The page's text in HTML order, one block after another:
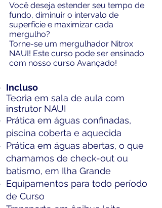
Você deseja estender seu tempo de
fundo, diminuir o intervalo de
superfície e maximizar cada
mergulho?
Torne-se um mergulhador Nitrox
NAUI! Este curso pode ser ensinado
com nosso curso Avançado!
Incluso
Teoria em sala de aula com
instrutor NAUI
Prática em águas confinadas,
piscina coberta e aquecida
Prática em águas abertas, o que
chamamos de check-out ou
batismo, em Ilha Grande
Equipamentos para todo período
de Curso